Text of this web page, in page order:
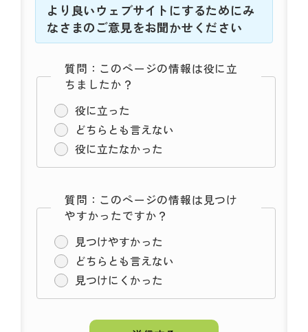
より良いウェブサイトにするためにみ
なさまのご意見をお聞かせください
質問：このページの情報は役に立
ちましたか？
役に立った
どちらとも言えない
役に立たなかった
質問：このページの情報は見つけ
やすかったですか？
見つけやすかった
どちらとも言えない
見つけにくかった